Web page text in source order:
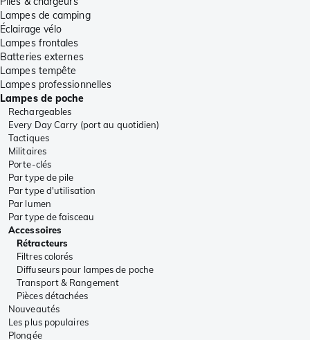
Lampes de camping
Éclairage vélo
Lampes frontales
Batteries externes
Lampes tempête
Lampes professionnelles
Lampes de poche
Rechargeables
Every Day Carry (port au quotidien)
Tactiques
Militaires
Porte-clés
Par type de pile
Par type d'utilisation
Par lumen
Par type de faisceau
Accessoires
Rétracteurs
Filtres colorés
Diffuseurs pour lampes de poche
Transport & Rangement
Pièces détachées
Nouveautés
Les plus populaires
Plongée